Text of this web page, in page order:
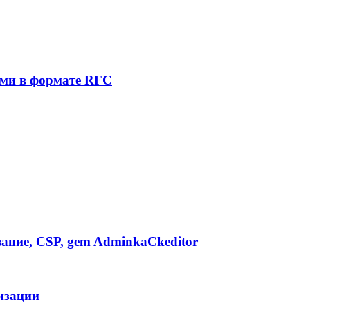
в формате RFC
CSP, gem AdminkaCkeditor